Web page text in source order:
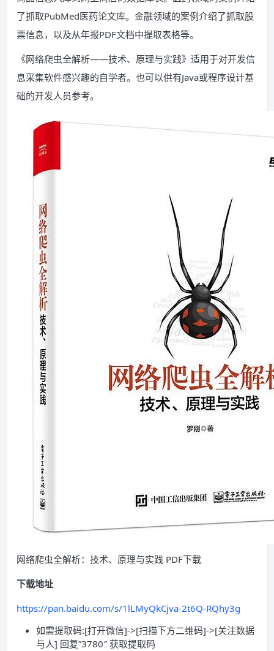
了抓取PubMed医药论文库。金融领域的案例介绍了抓取股
票信息，以及从年报PDF文档中提取表格等。
《网络爬虫全解析——技术、原理与实践》适用于对开发信
息采集软件感兴趣的自学者。也可以供有Java或程序设计基
础的开发人员参考。
网络爬虫全解析：技术、原理与实践 PDF下载
下载地址
https://pan.baidu.com/s/1lLMyQkCjva-2t6Q-RQhy3g
如需提取码:[打开微信]->[扫描下方二维码]->[关注数据
与人] 回复”3780″ 获取提取码